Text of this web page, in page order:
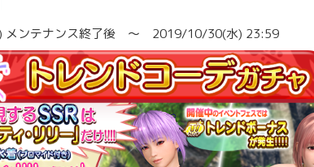
2019/10/24(木) メンテナンス終了後 ～ 2019/10/30(水) 23:59